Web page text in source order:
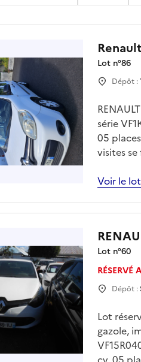
Lot n°86
Dépôt :
série
05
visites
Voir le lot
Lot n°60
RÉSERVÉ
Dépôt :
Lot
gazole,